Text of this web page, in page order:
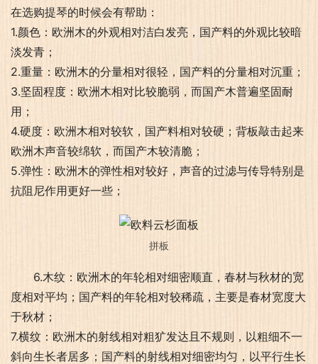
在选购提琴的时候会有帮助：
1.颜色：欧洲木的外观相对洁白发亮，国产料的外观比较暗
淡发青；
2.重量：欧洲木的分量相对很轻，国产料的分量相对沉重；
3.坚固程度：欧洲木相对比较脆弱，而国产木普遍坚固耐
用；
4.硬度：欧洲木相对较软，国产料相对较硬；背板敲击起来
欧洲木声音较绵软，而国产木较清脆；
5.弹性：欧洲木的弹性相对较好，声音的过滤与传导特别是
抗阻尼作用更好一些；
拼板
6.木纹：欧洲木的年轮相对细密顺直，春材与秋材的宽
度相对平均；国产料的年轮相对较稀疏，主要是春材宽度大
于秋材；
7.横纹：欧洲木的射线相对粗犷发达且不规则，以粗细不一
斜向生长者居多；国产料的射线相对细密均匀，以平行生长